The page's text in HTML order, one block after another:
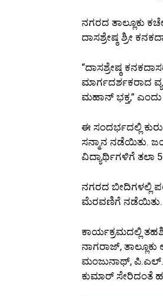
ನಗರದ ತಾಲ್ಲೂಕು
ದಾಸಶ್ರೇಷ್ಠ ಶ್ರೀ
“ದಾಸಶ್ರೇಷ್ಠ
ಮಾರ್ಗದರ್ಶಕರಾದ
ಮಹಾನ್ ಭಕ್ತ,”
ಈ ಸಂದರ್ಭದಲ್ಲಿ
ಸನ್ಮಾನ ನಡೆಯಿತು.
ವಿದ್ಯಾರ್ಥಿಗಳಿಗೆ ತಲಾ
ನಗರದ ಬೀದಿಗಳಲ್ಲಿ
ಮೆರವಣಿಗೆ ನಡೆಯಿತು.
ಕಾರ್ಯಕ್ರಮದಲ್ಲಿ
ನಾಗರಾಜ್,
ಮಂಜುನಾಥ್,
ಕುಮಾರ್ ಸೇರಿದಂತೆ